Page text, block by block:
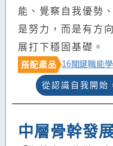
能、覺察自我優勢
是努力，而是有方
展打下穩固基礎。
搭配產品 16關鍵職能
從認識自我開始
中層骨幹發